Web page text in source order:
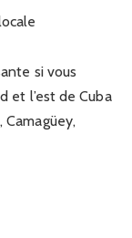
si vous
et l’est de Cuba
Camagüey,